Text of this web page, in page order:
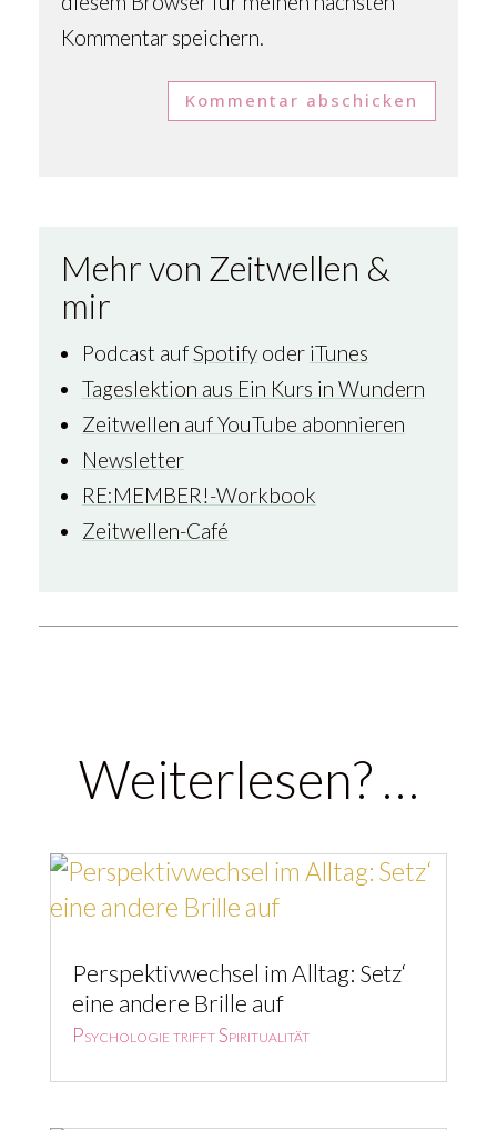
Kommentar speichern.
Kommentar abschicken
Mehr von Zeitwellen &
mir
Podcast aufSpotifyoder iTunes
Tageslektion aus Ein Kurs in Wundern
Zeitwellen auf YouTube abonnieren
Newsletter
RE:MEMBER!-Workbook
Zeitwellen-Café
Weiterlesen? …
Perspektivwechsel im Alltag: Setz‘
eine andere Brille auf
Psychologie trifft Spiritualität